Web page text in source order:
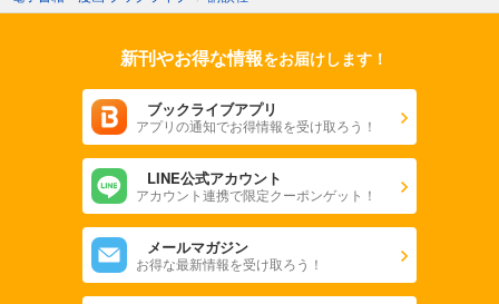
新刊やお得な情報をお届けします！
ブックライブアプリ
アプリの通知でお得情報を受け取ろう！
LINE公式アカウント
アカウント連携で限定クーポンゲット！
メールマガジン
お得な最新情報を受け取ろう！